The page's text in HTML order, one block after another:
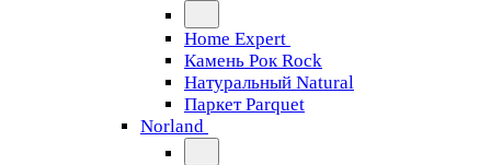
Home Expert
Камень Рок Rock
Натуральный Natural
Паркет Parquet
Norland